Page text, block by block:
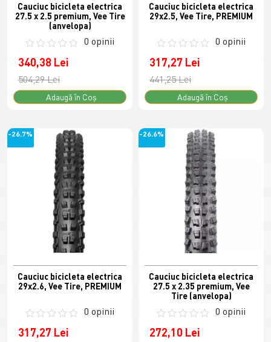
Cauciuc bicicleta electrica
27.5 x 2.5 premium, Vee Tire
(anvelopa)
0 opinii
340,38 Lei
504,29 Lei
Adaugă în Coş
Cauciuc bicicleta electrica
29x2.5, Vee Tire, PREMIUM
0 opinii
317,27 Lei
441,25 Lei
Adaugă în Coş
-26.7%
Cauciuc bicicleta electrica
29x2.6, Vee Tire, PREMIUM
0 opinii
317,27 Lei
-26.6%
Cauciuc bicicleta electrica
27.5 x 2.35 premium, Vee
Tire (anvelopa)
0 opinii
272,10 Lei